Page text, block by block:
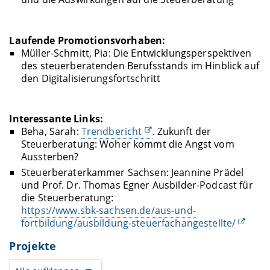
Laufende Promotionsvorhaben:
Müller-Schmitt, Pia: Die Entwicklungsperspektiven
des steuerberatenden Berufsstands im Hinblick auf
den Digitalisierungsfortschritt
Interessante Links:
Beha, Sarah: Trendbericht
. Zukunft der
Steuerberatung: Woher kommt die Angst vom
Aussterben?
Steuerberaterkammer Sachsen: Jeannine Prädel
und Prof. Dr. Thomas Egner Ausbilder-Podcast für
die Steuerberatung:
https://www.sbk-sachsen.de/aus-und-
fortbildung/ausbildung-steuerfachangestellte/
Projekte